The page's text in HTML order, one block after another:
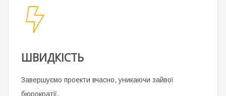
ШВИДКІСТЬ
Завершуємо проекти вчасно, уникаючи зайвої
бюрократії.